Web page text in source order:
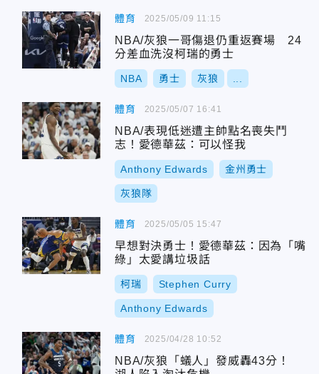
體育
NBA/灰狼一哥傷退仍重返賽場 24
分差血洗沒柯瑞的勇士
NBA 勇士 灰狼
2025/05/09 11:15
體育
NBA/表現低迷遭主帥點名喪失鬥
志！愛德華茲：可以怪我
Anthony Edwards 金州勇士
灰狼隊
2025/05/07 16:41
體育
早想對決勇士！愛德華茲：因為「嘴
綠」太愛講垃圾話
柯瑞 Stephen Curry
Anthony Edwards
2025/05/05 15:47
體育
NBA/灰狼「蟻人」發威轟43分！
2025/04/28 10:52